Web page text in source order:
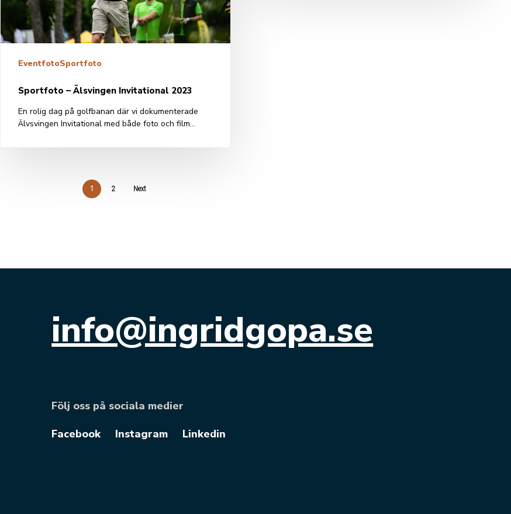
EventfotoSportfoto
Sportfoto – Älsvingen Invitational 2023
En rolig dag på golfbanan där vi dokumenterade
Älvsvingen Invitational med både foto och film…
1 2 Next
info@ingridgopa.se
Följ oss på sociala medier
Facebook
Instagram Linkedin